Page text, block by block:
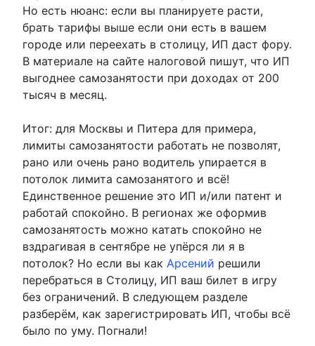
Но есть нюанс: если вы планируете расти,
брать тарифы выше если они есть в вашем
городе или переехать в столицу, ИП даст фору.
В материале на сайте налоговой пишут, что ИП
выгоднее самозанятости при доходах от 200
тысяч в месяц.
Итог: для Москвы и Питера для примера,
лимиты самозанятости работать не позволят,
рано или очень рано водитель упирается в
потолок лимита самозанятого и всё!
Единственное решение это ИП и/или патент и
работай спокойно. В регионах же оформив
самозанятость можно катать спокойно не
вздрагивая в сентябре не упёрся ли я в
потолок? Но если вы как Арсений решили
перебраться в Столицу, ИП ваш билет в игру
без ограничений. В следующем разделе
разберём, как зарегистрировать ИП, чтобы всё
было по уму. Погнали!